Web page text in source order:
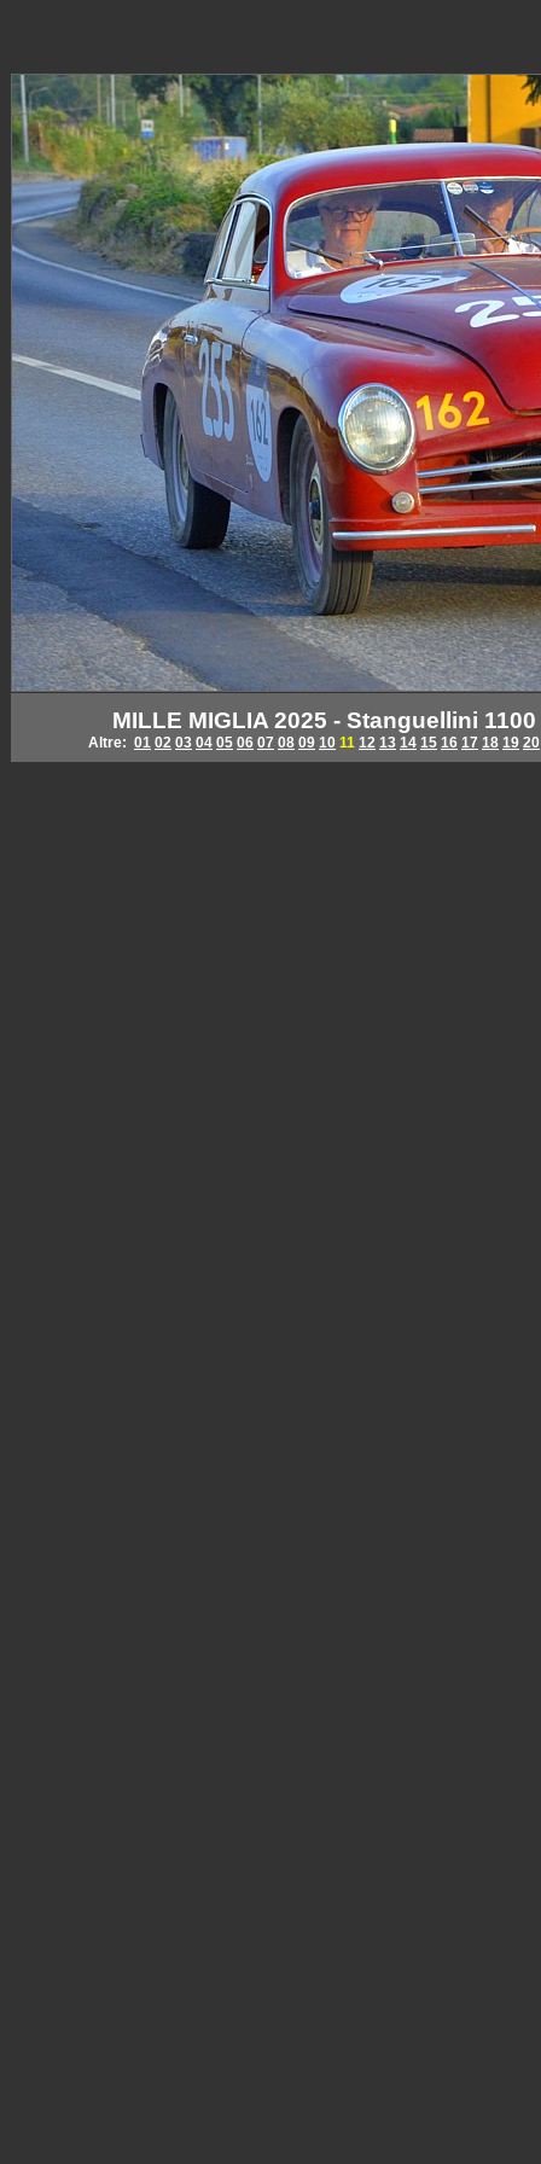
MILLE MIGLIA 2025 - Stanguellini
Altre: 01 02 03 04 05 06 07 08 09 10 11 12 13 14 15 16 17 18 19 20